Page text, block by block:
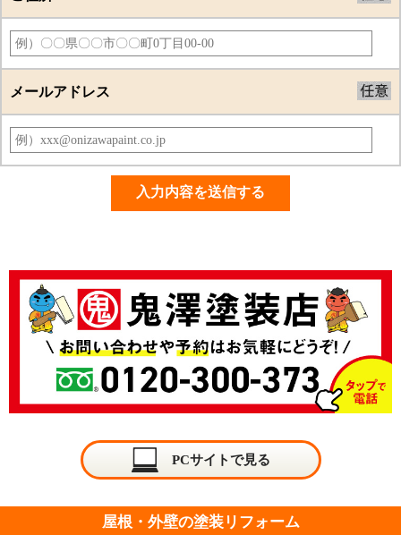
メールアドレス
PCサイトで見る
屋根・外壁の塗装リフォーム